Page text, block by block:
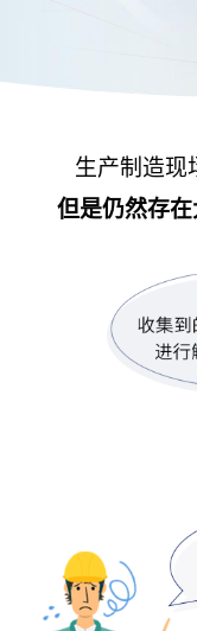
生产制造现
但是仍然存